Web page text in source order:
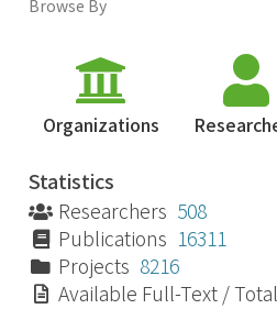
Browse By
Organizations
Statistics
Researchers 508
Publications 16311
Projects 8216
Available Full-Text / Total